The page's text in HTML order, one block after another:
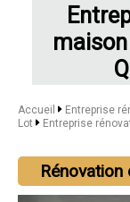
Accueil
Entreprise
Lot
Entreprise